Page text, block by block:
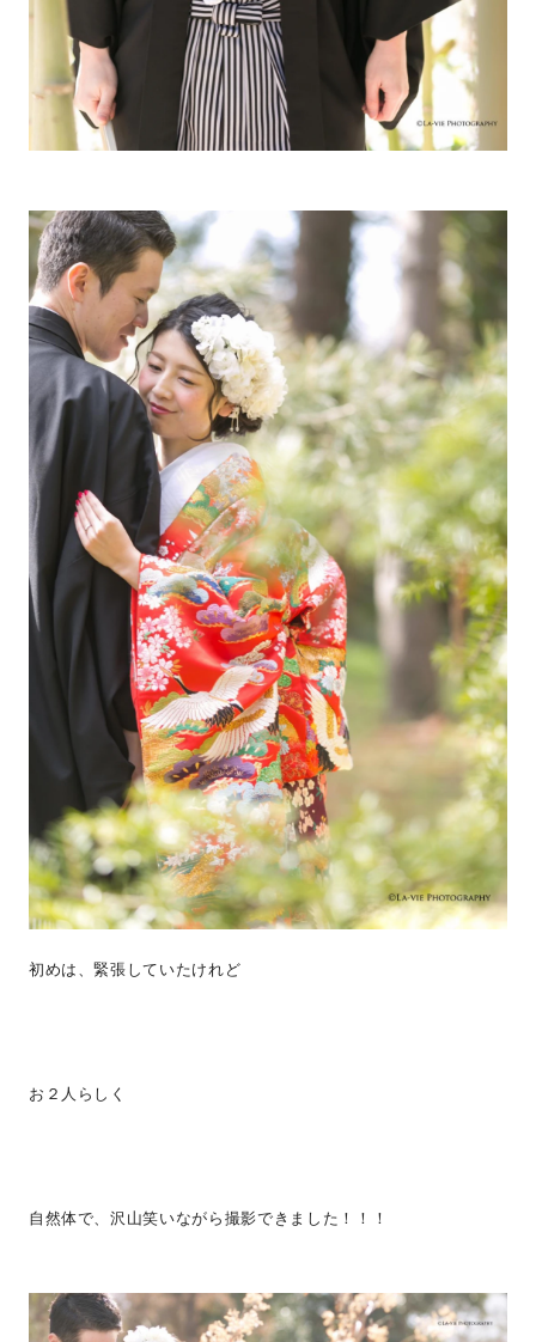
初めは、緊張していたけれど
お２人らしく
自然体で、沢山笑いながら撮影できました！！！